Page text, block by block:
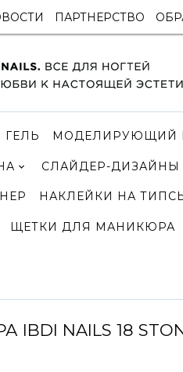
ПАРТНЕРСТВО
МОДЕЛИРУЮЩИЙ
СЛАЙДЕР-ДИЗАЙНЫ
НАКЛЕЙКИ НА
ЩЕТКИ ДЛЯ МАНИКЮРА
NAILS 18